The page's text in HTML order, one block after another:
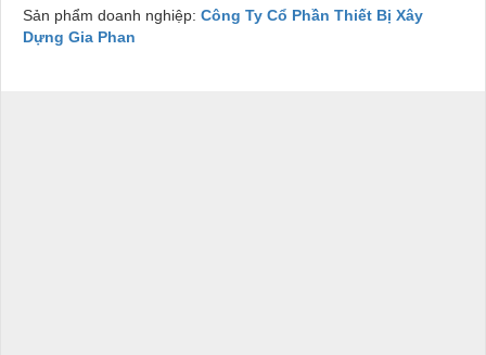
Sản phẩm doanh nghiệp: Công Ty Cổ Phần Thiết Bị Xây
Dựng Gia Phan